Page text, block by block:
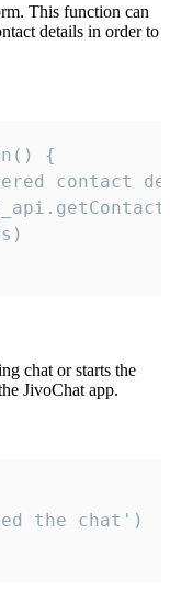
This function can
details in order to
{
contact
chat or starts the
JivoChat app.